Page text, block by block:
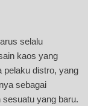
selalu
kaos yang
pelaku distro, yang
sebagai
yang baru.